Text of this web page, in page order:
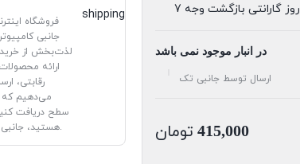
فروشگاه
جانبی
لذت‌بخش از خرید
ارائه
رقابتی،
می‌دهیم که
سطح دریافت
هستید، جانبی تک انتخابی هوشمندانه برای شماست.
7 روز گارانتی بازگشت وجه
در انبار موجود نمی باشد
ارسال توسط جانبی تک
415,000 تومان